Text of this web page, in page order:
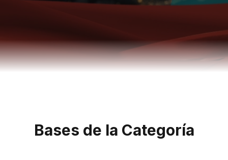
Bases de la Categoría